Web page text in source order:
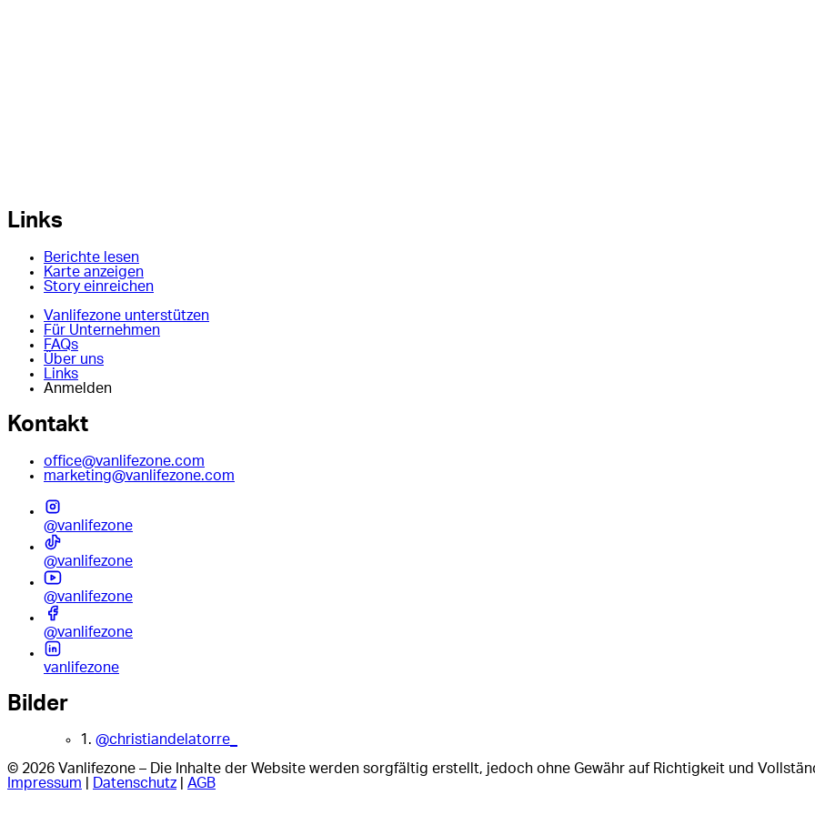
Links
Berichte lesen
Karte anzeigen
Story einreichen
Vanlifezone unterstützen
Für Unternehmen
FAQs
Über uns
Links
Anmelden
Kontakt
office@vanlifezone.com
marketing@vanlifezone.com
@vanlifezone
@vanlifezone
@vanlifezone
@vanlifezone
vanlifezone
Bilder
1. @christiandelatorre_
© 2026 Vanlifezone – Die Inhalte der Website werden sorgfältig erstellt, jedoch ohne Gewähr auf Richtigkeit und
Impressum
Datenschutz| AGB